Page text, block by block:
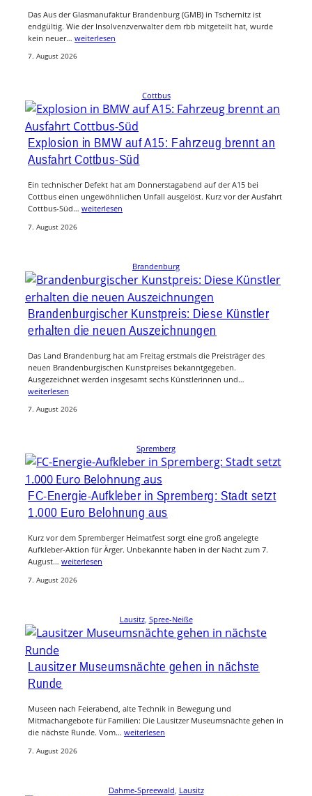
Das Aus der Glasmanufaktur Brandenburg (GMB) in Tschernitz ist
endgültig. Wie der Insolvenzverwalter dem rbb mitgeteilt hat, wurde
kein neuer… weiterlesen
7. August 2026
Cottbus
Explosion in BMW auf A15: Fahrzeug brennt an
Ausfahrt Cottbus-Süd
Ein technischer Defekt hat am Donnerstagabend auf der A15 bei
Cottbus einen ungewöhnlichen Unfall ausgelöst. Kurz vor der Ausfahrt
Cottbus-Süd… weiterlesen
7. August 2026
Brandenburg
Brandenburgischer Kunstpreis: Diese Künstler
erhalten die neuen Auszeichnungen
Das Land Brandenburg hat am Freitag erstmals die Preisträger des
neuen Brandenburgischen Kunstpreises bekanntgegeben.
Ausgezeichnet werden insgesamt sechs Künstlerinnen und…
weiterlesen
7. August 2026
Spremberg
FC-Energie-Aufkleber in Spremberg: Stadt setzt
1.000 Euro Belohnung aus
Kurz vor dem Spremberger Heimatfest sorgt eine groß angelegte
Aufkleber-Aktion für Ärger. Unbekannte haben in der Nacht zum 7.
August… weiterlesen
7. August 2026
Lausitz, Spree-Neiße
Lausitzer Museumsnächte gehen in nächste
Runde
Museen nach Feierabend, alte Technik in Bewegung und
Mitmachangebote für Familien: Die Lausitzer Museumsnächte gehen in
die nächste Runde. Vom… weiterlesen
7. August 2026
Dahme-Spreewald Lausitz